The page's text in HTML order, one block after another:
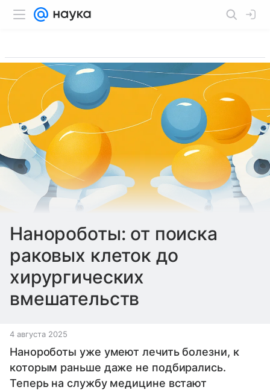
Нанороботы: от поиска
раковых клеток до
хирургических
вмешательств
4 августа 2025
Нанороботы уже умеют лечить болезни, к
которым раньше даже не подбирались.
Теперь на службу медицине встают